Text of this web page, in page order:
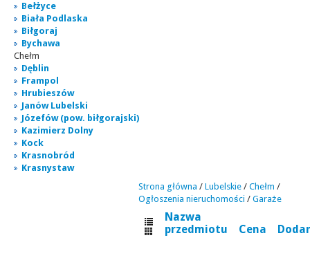
Bełżyce
Biała Podlaska
Biłgoraj
Bychawa
Chełm
Dęblin
Frampol
Hrubieszów
Janów Lubelski
Józefów (pow. biłgorajski)
Kazimierz Dolny
Kock
Krasnobród
Krasnystaw
Strona główna / Lubelskie / Chełm /
Ogłoszenia nieruchomości / Garaże
Nazwa
przedmiotu
Cena